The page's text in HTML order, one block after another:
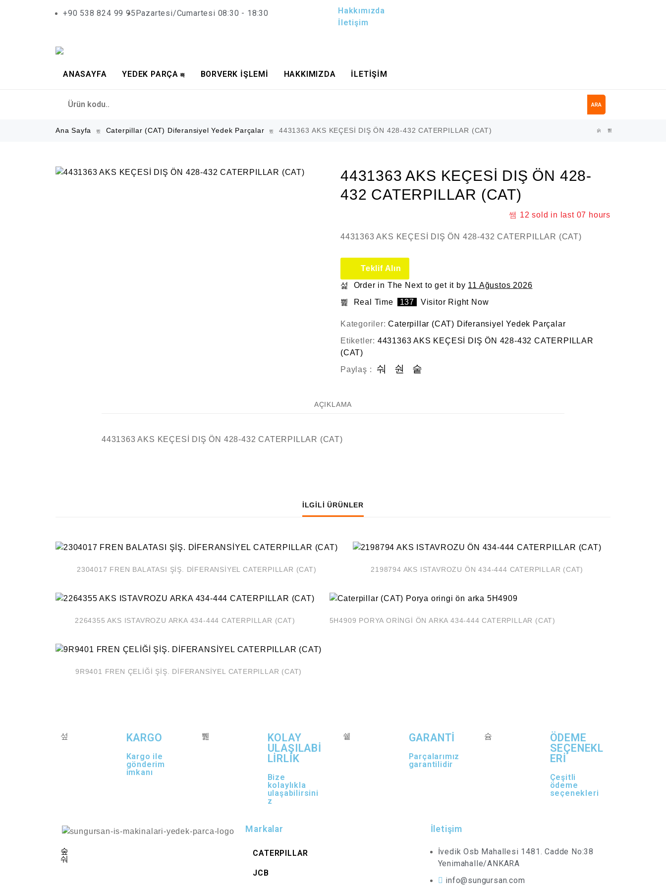
+90 538 824 99 95Pazartesi/Cumartesi 08:30 - 18:30
Hakkımızda
İletişim
ANASAYFA YEDEK PARÇA BORVERK İŞLEMİ HAKKIMIZDA İLETİŞİM
ARA
Ana Sayfa Caterpillar (CAT) Diferansiyel Yedek Parçalar 4431363 AKS KEÇESİ DIŞ ÖN 428-432 CATERPILLAR (CAT)
4431363 AKS KEÇESİ DIŞ ÖN 428-
432 CATERPILLAR (CAT)
12 sold in last 07 hours
4431363 AKS KEÇESİ DIŞ ÖN 428-432 CATERPILLAR (CAT)
Teklif Alın
Order in The Nextto get it by 11 Ağustos 2026
Real Time
137 Visitor Right Now
Kategoriler:Caterpillar (CAT) Diferansiyel Yedek Parçalar
Etiketler: 4431363 AKS KEÇESİ DIŞ ÖN 428-432 CATERPILLAR
(CAT)
Paylaş :
AÇIKLAMA
4431363 AKS KEÇESİ DIŞ ÖN 428-432 CATERPILLAR (CAT)
İLGILI ÜRÜNLER
2304017 FREN BALATASI ŞİŞ. DİFERANSİYEL CATERPILLAR (CAT) 2198794 AKS ISTAVROZU ÖN 434-444 CATERPILLAR (CAT)
2264355 AKS ISTAVROZU ARKA 434-444 CATERPILLAR (CAT) 5H4909 PORYA ORİNGİ ÖN ARKA 434-444 CATERPILLAR (CAT)
9R9401 FREN ÇELİĞİ ŞİŞ. DİFERANSİYEL CATERPILLAR (CAT)
KARGO
Kargo ile
gönderim
imkanı
KOLAY
ULAŞILABİ
LİRLİK
Bize
kolaylıkla
ulaşabilirsini
z
GARANTİ
Parçalarımız
garantilidir
ÖDEME
SEÇENEKL
ERİ
Çeşitli
ödeme
seçenekleri
Markalar
CATERPILLAR
JCB
İletişim
İvedik Osb Mahallesi 1481. Cadde No:38
Yenimahalle/ANKARA
info@sungursan.com